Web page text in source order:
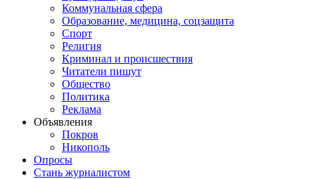
Коммунальная сфера
Образование, медицина, соцзащита
Спорт
Религия
Криминал и происшествия
Читатели пишут
Общество
Политика
Реклама
Объявления
Покров
Никополь
Опросы
Стань журналистом